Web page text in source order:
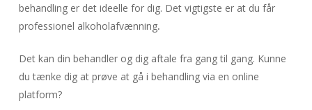
behandling er det ideelle for dig. Det vigtigste er at du får
professionel alkoholafvænning.
Det kan din behandler og dig aftale fra gang til gang. Kunne
du tænke dig at prøve at gå i behandling via en online
platform?